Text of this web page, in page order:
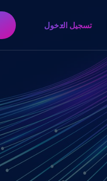
تسجيل الدخول